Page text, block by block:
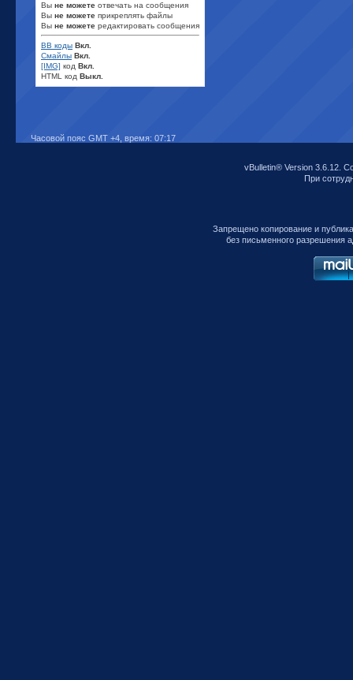
Вы не можете отвечать на сообщения
Вы не можете прикреплять файлы
Вы не можете редактировать сообщения
BB коды Вкл.
Смайлы Вкл.
[IMG] код Вкл.
HTML код Выкл.
Часовой пояс GMT +4, время: 07:17
vBulletin® Version 3.6.12.
При
Запрещено копирование и
без письменного разрешения